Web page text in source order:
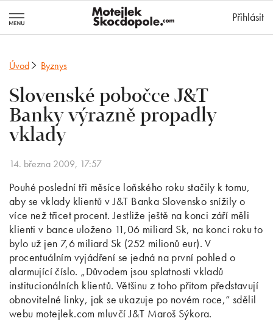
Přihlásit
Úvod Byznys
Slovenské pobočce J&T
Banky výrazně propadly
vklady
14. března 2009, 17:57
Pouhé poslední tři měsíce loňského roku stačily k tomu,
aby se vklady klientů v J&T Banka Slovensko snížily o
více než třicet procent. Jestliže ještě na konci září měli
klienti v bance uloženo 11,06 miliard Sk, na konci roku to
bylo už jen 7,6 miliard Sk (252 milionů eur). V
procentuálním vyjádření se jedná na první pohled o
alarmující číslo. „Důvodem jsou splatnosti vkladů
institucionálních klientů. Většinu z toho přitom představují
obnovitelné linky, jak se ukazuje po novém roce,“ sdělil
webu motejlek.com mluvčí J&T Maroš Sýkora.